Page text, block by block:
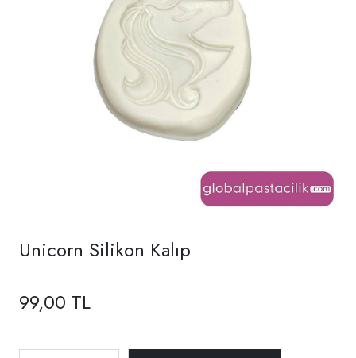
Unicorn Silikon Kalıp
99,00 TL